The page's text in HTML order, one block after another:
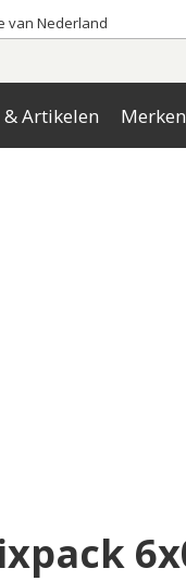
van Nederland
Artikelen Merken